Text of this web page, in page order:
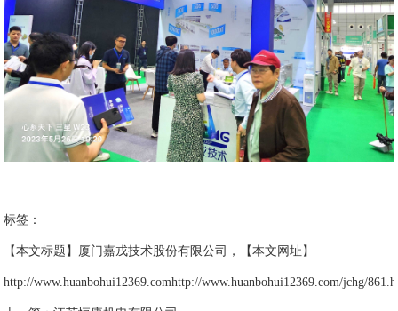
标签：
【本文标题】厦门嘉戎技术股份有限公司，【本文网址】
http://www.huanbohui12369.comhttp://www.huanbohui12369.com/jchg/